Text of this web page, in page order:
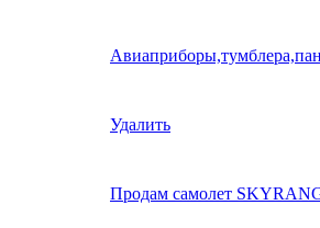
Удалить
Продам самолет